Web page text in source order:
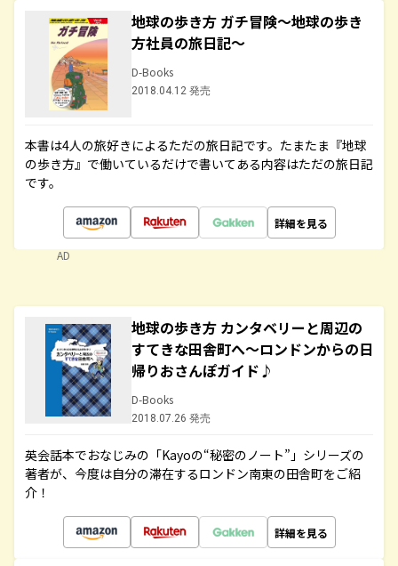
地球の歩き方 ガチ冒険～地球の歩き
方社員の旅日記～
D-Books
2018.04.12 発売
本書は4人の旅好きによるただの旅日記です。たまたま『地球
の歩き方』で働いているだけで書いてある内容はただの旅日記
です。
詳細を見る
AD
地球の歩き方 カンタベリーと周辺の
すてきな田舎町へ～ロンドンからの日
帰りおさんぽガイド♪
D-Books
2018.07.26 発売
英会話本でおなじみの「Kayoの“秘密のノート”」シリーズの
著者が、今度は自分の滞在するロンドン南東の田舎町をご紹
介！
詳細を見る